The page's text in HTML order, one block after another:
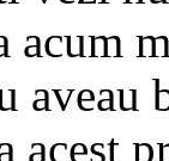
acum
aveau
acest